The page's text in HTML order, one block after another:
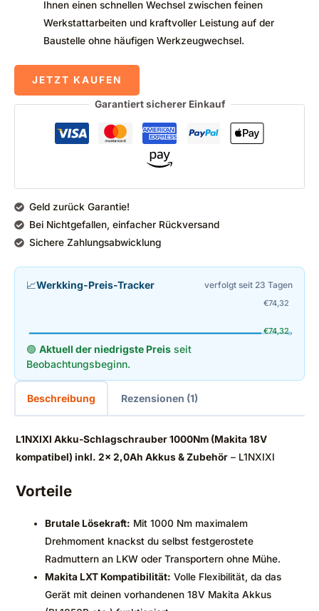
Ihnen einen schnellen Wechsel zwischen feinen
Werkstattarbeiten und kraftvoller Leistung auf der
Baustelle ohne häufigen Werkzeugwechsel.
JETZT KAUFEN
Garantiert sicherer Einkauf
Geld zurück Garantie!
Bei Nichtgefallen, einfacher Rückversand
Sichere Zahlungsabwicklung
📈Werkking-Preis-Tracker verfolgt seit 23 Tagen
€74,32
€74,32
🟢 Aktuell der niedrigste Preis seit
Beobachtungsbeginn.
Beschreibung Rezensionen (1)
L1NXIXI Akku-Schlagschrauber 1000Nm (Makita 18V
kompatibel) inkl. 2x 2,0Ah Akkus & Zubehör – L1NXIXI
Vorteile
Brutale Lösekraft: Mit 1000 Nm maximalem
Drehmoment knackst du selbst festgerostete
Radmuttern an LKW oder Transportern ohne Mühe.
Makita LXT Kompatibilität: Volle Flexibilität, da das
Gerät mit deinen vorhandenen 18V Makita Akkus